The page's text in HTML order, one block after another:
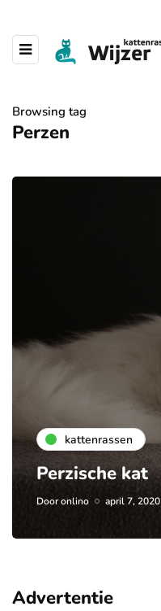
Browsing tag
Perzen
kattenrassen
Perzische kat
Dooronlino april 7, 2020
Advertentie